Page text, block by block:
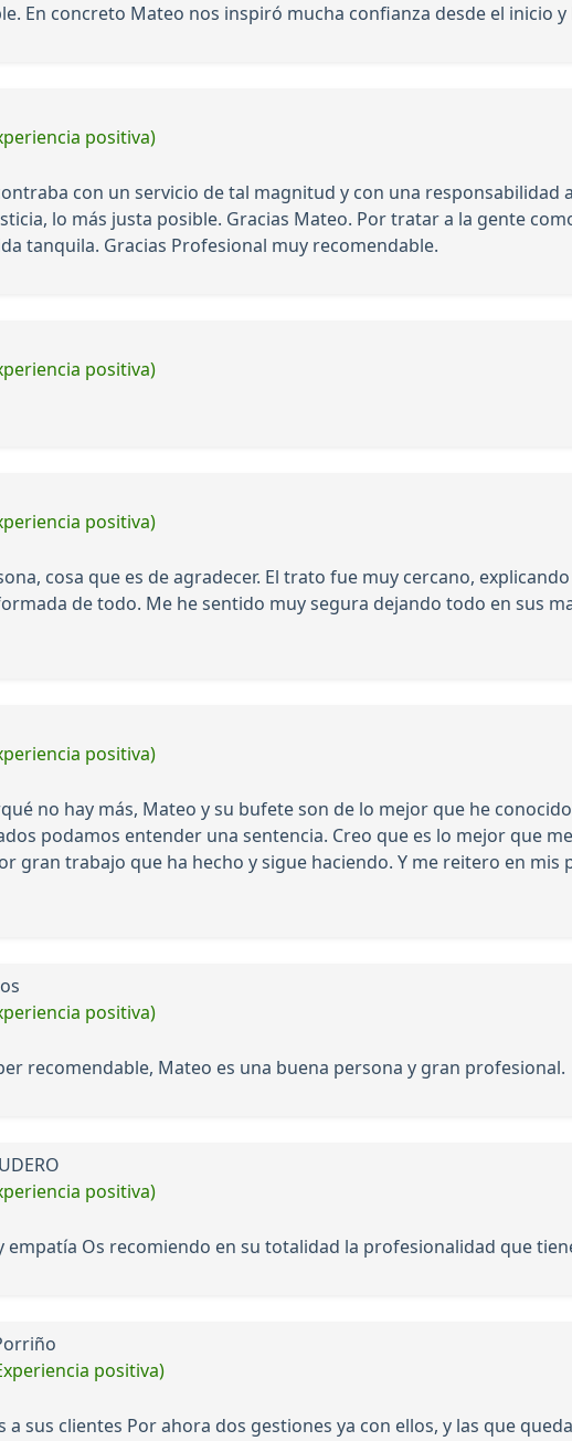
En concreto Mateo nos inspiró mucha confianza desde el inicio
positiva)
con un servicio de tal magnitud y con una responsabilidad
lo más justa posible. Gracias Mateo. Por tratar a la gente
tanquila. Gracias Profesional muy recomendable.
positiva)
positiva)
cosa que es de agradecer. El trato fue muy cercano,
de todo. Me he sentido muy segura dejando todo en sus
positiva)
no hay más, Mateo y su bufete son de lo mejor que he
podamos entender una sentencia. Creo que es lo mejor que
gran trabajo que ha hecho y sigue haciendo. Y me reitero en
positiva)
recomendable, Mateo es una buena persona y gran profesional.
positiva)
Os recomiendo en su totalidad la profesionalidad que
positiva)
a sus clientes Por ahora dos gestiones ya con ellos, y las que